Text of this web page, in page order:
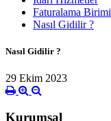
Faturalama Birimi
Nasıl Gidilir ?
Nasıl Gidilir ?
29 Ekim 2023
Kurumsal